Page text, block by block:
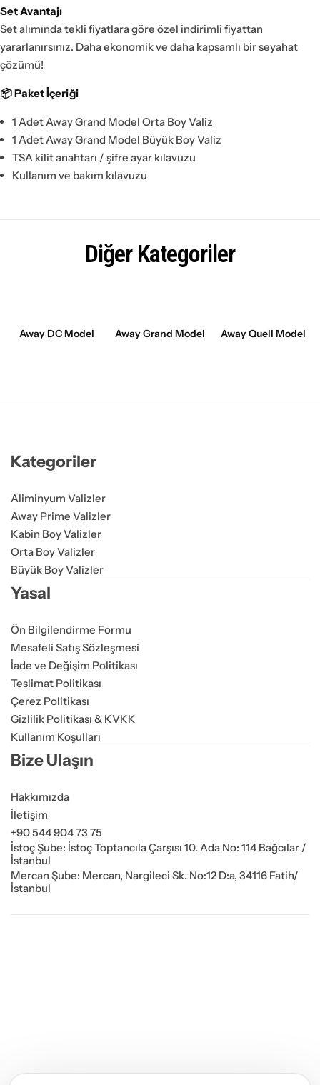
Set Avantajı
Set alımında tekli fiyatlara göre özel indirimli fiyattan
yararlanırsınız. Daha ekonomik ve daha kapsamlı bir seyahat
çözümü!
📦 Paket İçeriği
1 Adet Away Grand Model Orta Boy Valiz
1 Adet Away Grand Model Büyük Boy Valiz
TSA kilit anahtarı / şifre ayar kılavuzu
Kullanım ve bakım kılavuzu
Diğer Kategoriler
Away DC Model Away Grand Model Away Quell Model
Kategoriler
Aliminyum Valizler
Away Prime Valizler
Kabin Boy Valizler
Orta Boy Valizler
Büyük Boy Valizler
Yasal
Ön Bilgilendirme Formu
Mesafeli Satış Sözleşmesi
İade ve Değişim Politikası
Teslimat Politikası
Çerez Politikası
Gizlilik Politikası & KVKK
Kullanım Koşulları
Bize Ulaşın
Hakkımızda
İletişim
+90 544 904 73 75
İstoç Şube: İstoç Toptancıla Çarşısı 10. Ada No: 114 Bağcılar /
İstanbul
Mercan Şube: Mercan, Nargileci Sk. No:12 D:a, 34116 Fatih/
İstanbul